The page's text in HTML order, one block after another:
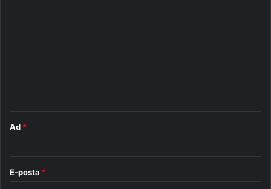
Ad *
E-posta *